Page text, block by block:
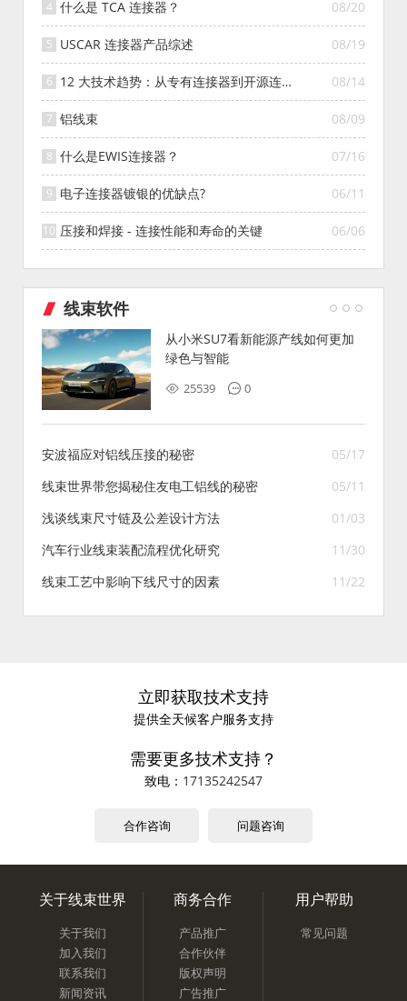
08/20
什么是 TCA 连接器？
08/19
USCAR 连接器产品综述
08/14
12 大技术趋势：从专有连接器到开源连接
器的演变
08/09
铝线束
07/16
什么是EWIS连接器？
06/11
电子连接器镀银的优缺点?
06/06
压接和焊接 - 连接性能和寿命的关键
线束软件
从小米SU7看新能源产线如何更加
绿色与智能
25539 0
05/17
安波福应对铝线压接的秘密
05/11
线束世界带您揭秘住友电工铝线的秘密
01/03
浅谈线束尺寸链及公差设计方法
11/30
汽车行业线束装配流程优化研究
11/22
线束工艺中影响下线尺寸的因素
立即获取技术支持
提供全天候客户服务支持
需要更多技术支持？
致电： 17135242547
合作咨询 问题咨询
关于线束世界
关于我们
加入我们
联系我们
新闻资讯
商务合作
产品推广
合作伙伴
版权声明
广告推广
用户帮助
常见问题